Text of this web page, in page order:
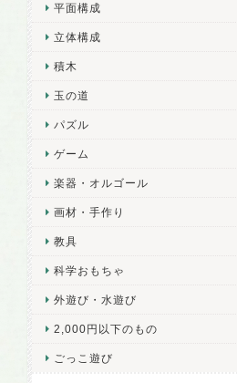
平面構成
立体構成
積木
玉の道
パズル
ゲーム
楽器・オルゴール
画材・手作り
教具
科学おもちゃ
外遊び・水遊び
2,000円以下のもの
ごっこ遊び